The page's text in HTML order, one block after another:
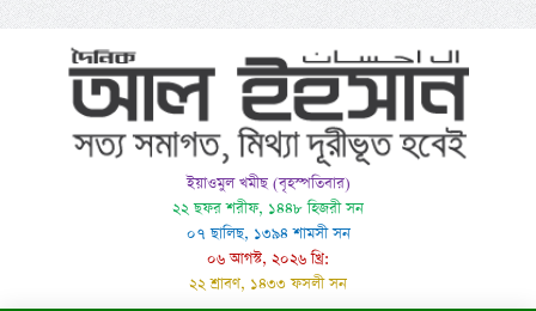
ইয়াওমুল খমীছ (বৃহস্পতিবার)
২২ ছফর শরীফ, ১৪৪৮ হিজরী সন
০৭ ছালিছ, ১৩৯৪ শামসী সন
০৬ আগস্ট, ২০২৬ খ্রি:
২২ শ্রাবণ, ১৪৩৩ ফসলী সন